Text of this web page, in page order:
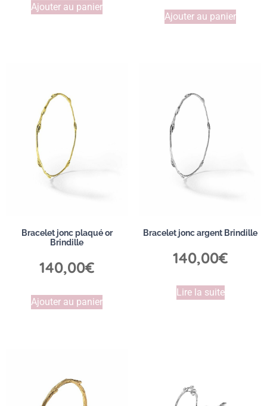
Ajouter au panier
Ajouter au panier
Bracelet jonc plaqué or
Brindille
140,00€
Ajouter au panier
Bracelet jonc argent Brindille
140,00€
Lire la suite